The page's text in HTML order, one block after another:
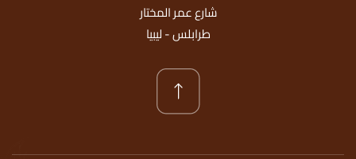
شارع عمر المختار
طرابلس - ليبيا